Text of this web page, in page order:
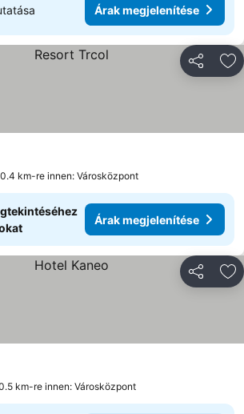
Árak megjelenítése
megjelenítése
0.4 km-re innen: Városközpont
Árak megjelenítése
km-re innen: Városközpont